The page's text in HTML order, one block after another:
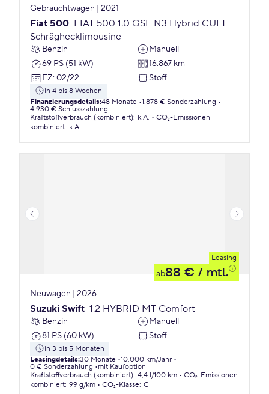
Gebrauchtwagen | 2021
Fiat 500 FIAT 500 1.0 GSE N3 Hybrid CULT
Schräghecklimousine
Benzin
Manuell
69 PS (51 kW)
16.867 km
EZ: 02/22 Stoff
in 4 bis 8 Wochen
Finanzierungsdetails:48 Monate 1.878 € Sonderzahlung
4.930 € Schlusszahlung
Kraftstoffverbrauch (kombiniert): k.A.
CO₂-Emissionen
kombiniert: k.A.
Leasing
ab88 € / mtl.
Neuwagen | 2026
Suzuki Swift 1.2 HYBRID MT Comfort
Benzin
Manuell
81 PS (60 kW)
Stoff
in 3 bis 5 Monaten
Leasingdetails:30 Monate 10.000 km/Jahr
0 € Sonderzahlung
mit Kaufoption
Kraftstoffverbrauch (kombiniert): 4,4 l/100 km
CO₂-Emissionen
kombiniert: 99 g/km CO₂-Klasse: C